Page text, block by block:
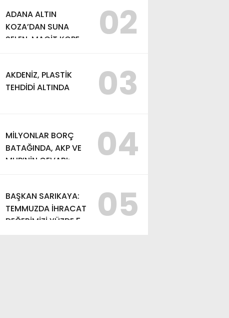
ADANA ALTIN
KOZA’DAN SUNA
SELEN, MACİT KOPER
02
AKDENİZ, PLASTİK
TEHDİDİ ALTINDA
03
MİLYONLAR BORÇ
BATAĞINDA, AKP VE
MHP’NİN CEVABI:
04
BAŞKAN SARIKAYA:
TEMMUZDA İHRACAT
DEĞERİMİZİ YÜZDE 54
05